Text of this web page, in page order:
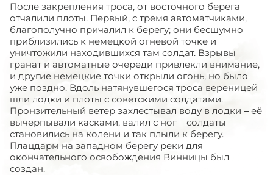
После закрепления троса, от восточного берега
отчалили плоты. Первый, с тремя автоматчиками,
благополучно причалил к берегу; они бесшумно
приблизились к немецкой огневой точке и
уничтожили находившихся там солдат. Взрывы
гранат и автоматные очереди привлекли внимание,
и другие немецкие точки открыли огонь, но было
уже поздно. Вдоль натянувшегося троса вереницей
шли лодки и плоты с советскими солдатами.
Пронзительный ветер захлестывал воду в лодки – её
вычерпывали касками, валил с ног – солдаты
становились на колени и так плыли к берегу.
Плацдарм на западном берегу реки для
окончательного освобождения Винницы был
создан.